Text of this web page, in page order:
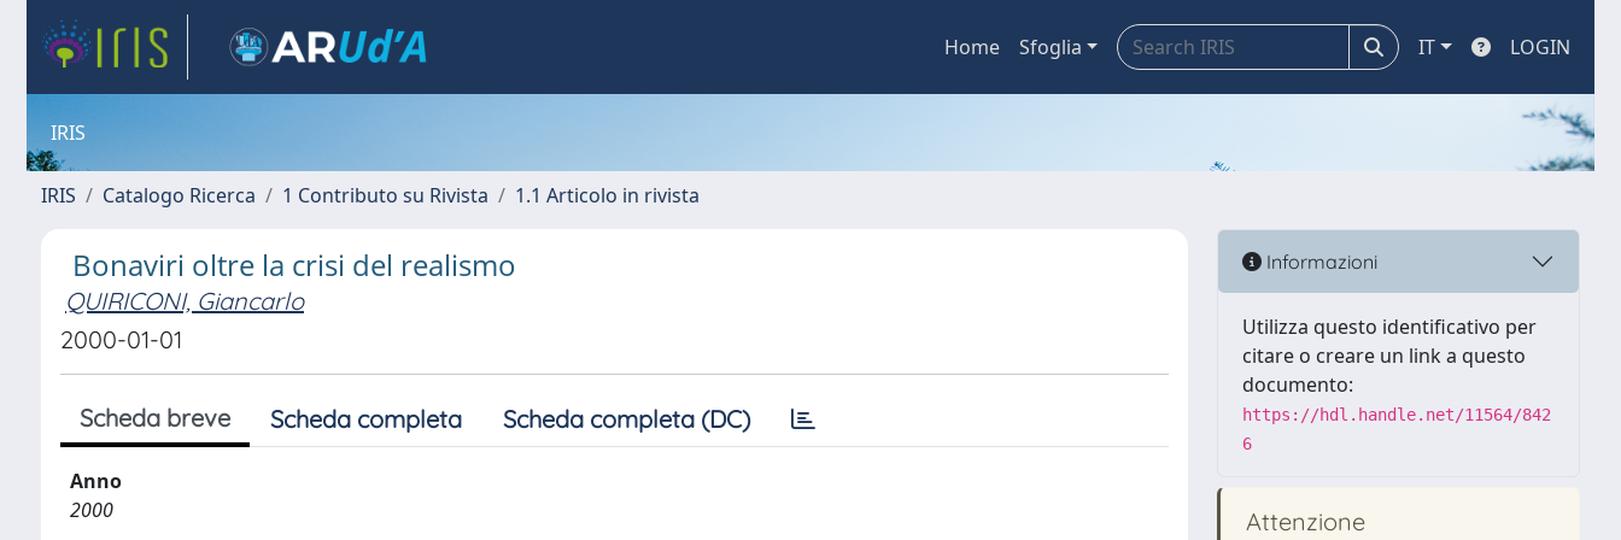
Home Sfoglia IT LOGIN
IRIS
IRIS Catalogo Ricerca 1 Contributo su Rivista 1.1 Articolo in rivista
Bonaviri oltre la crisi del realismo
QUIRICONI, Giancarlo
2000-01-01
Scheda breve Scheda completa Scheda completa (DC)
Anno
2000
Informazioni
Utilizza questo identificativo per
citare o creare un link a questo
documento:
https://hdl.handle.net/11564/842
6
Attenzione